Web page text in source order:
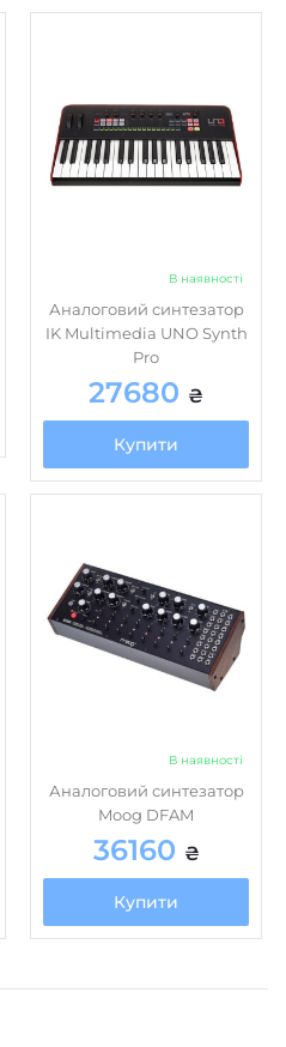
В наявності
Аналоговий синтезатор
IK Multimedia UNO Synth
Pro
27680 ₴
Купити
В наявності
Аналоговий синтезатор
Moog DFAM
36160 ₴
Купити